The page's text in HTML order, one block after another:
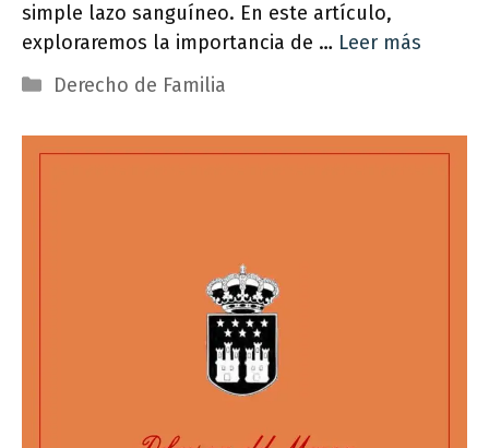
simple lazo sanguíneo. En este artículo,
exploraremos la importancia de … Leer más
Categorías
Derecho de Familia